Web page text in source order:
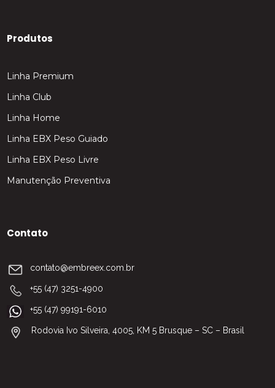
Produtos
Linha Premium
Linha Club
Linha Home
Linha EBX Peso Guiado
Linha EBX Peso Livre
Manutenção Preventiva
Contato
contato@embreex.com.br
+55 (47) 3251-4900
+55 (47) 99191-6010
Rodovia Ivo Silveira, 4005, KM 5 Brusque – SC – Brasil